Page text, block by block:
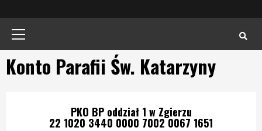
Konto Parafii Św. Katarzyny
PKO BP oddział 1 w Zgierzu
22 1020 3440 0000 7002 0067 1651